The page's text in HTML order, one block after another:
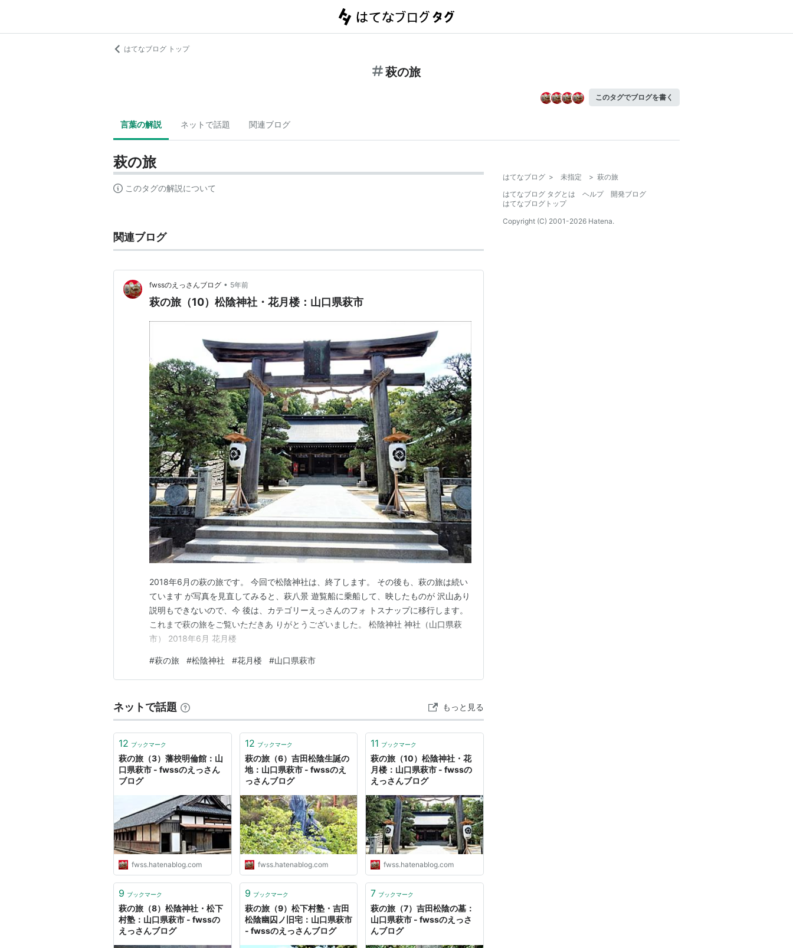
はてなブログ トップ
萩の旅
このタグでブログを書く
言葉の解説 ネットで話題 関連ブログ
萩の旅
このタグの解説について
関連ブログ
fwssのえっさんブログ • 5年前
萩の旅（10）松陰神社・花月楼：山口県萩市
2018年6月の萩の旅です。 今回で松陰神社は、終了します。 その後も、萩の旅は続い
ています が写真を見直してみると、萩八景 遊覧船に乗船して、映したものが 沢山あり
説明もできないので、今 後は、カテゴリーえっさんのフォ トスナップに移行します。
これまで萩の旅をご覧いただきあ りがとうございました。 松陰神社 神社（山口県萩
市） 2018年6月 花月楼
#萩の旅 #松陰神社 #花月楼 #山口県萩市
ネットで話題 もっと見る
12 ブックマーク
萩の旅（3）藩校明倫館：山
口県萩市 - fwssのえっさん
ブログ
fwss.hatenablog.com
12 ブックマーク
萩の旅（6）吉田松陰生誕の
地：山口県萩市 - fwssのえ
っさんブログ
fwss.hatenablog.com
11 ブックマーク
萩の旅（10）松陰神社・花
月楼：山口県萩市 - fwssの
えっさんブログ
fwss.hatenablog.com
9 ブックマーク
萩の旅（8）松陰神社・松下
村塾：山口県萩市 - fwssの
えっさんブログ
9 ブックマーク
萩の旅（9）松下村塾・吉田
松陰幽囚ノ旧宅：山口県萩市
- fwssのえっさんブログ
7 ブックマーク
萩の旅（7）吉田松陰の墓：
山口県萩市 - fwssのえっさ
んブログ
はてなブログ > 未指定 > 萩の旅
はてなブログ タグとは
ヘルプ
開発ブログ
はてなブログトップ
Copyright (C) 2001-2026 Hatena.